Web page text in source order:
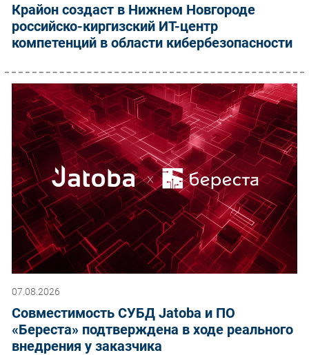
Крайон создаст в Нижнем Новгороде
российско-киргизский ИТ-центр
компетенций в области кибербезопасности
07.08.2026
Совместимость СУБД Jatoba и ПО
«Береста» подтверждена в ходе реального
внедрения у заказчика